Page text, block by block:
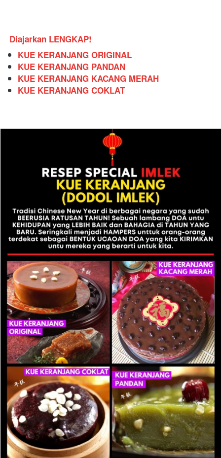
Diajarkan LENGKAP!
KUE KERANJANG ORIGINAL
KUE KERANJANG PANDAN
KUE KERANJANG KACANG MERAH
KUE KERANJANG COKLAT